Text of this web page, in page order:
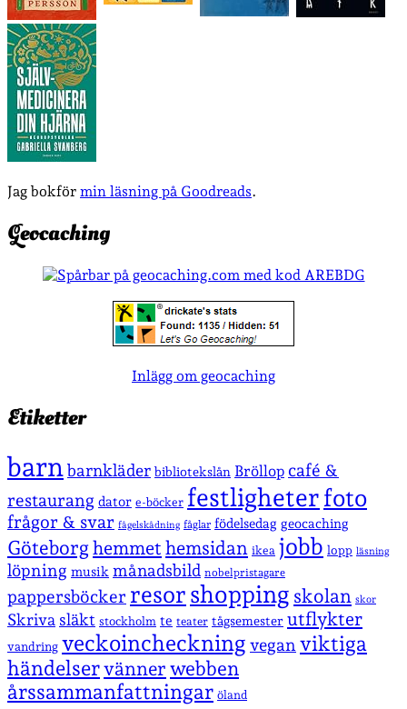
Jag bokför min läsning på Goodreads.
Geocaching
Inlägg om geocaching
Etiketter
barnbarnkläder bibliotekslån Bröllop café &
restaurang dator e-böcker festligheterfoto
frågor & svar fågelskådning fåglar födelsedag geocaching
Göteborghemmet hemsidan ikea jobb lopp läsning
löpning musik månadsbild nobelpristagare
pappersböcker resor shopping skolan skor
Skriva släkt stockholm te teater tågsemester utflykter
vandring veckoincheckning vegan viktiga
händelservänner webben
årssammanfattningar öland